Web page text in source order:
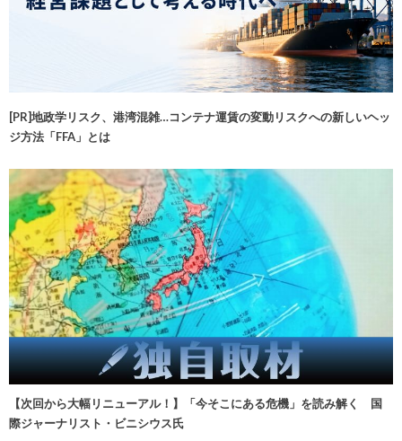
[PR]地政学リスク、港湾混雑…コンテナ運賃の変動リスクへの新しいヘッ
ジ方法「FFA」とは
【次回から大幅リニューアル！】「今そこにある危機」を読み解く 国
際ジャーナリスト・ビニシウス氏